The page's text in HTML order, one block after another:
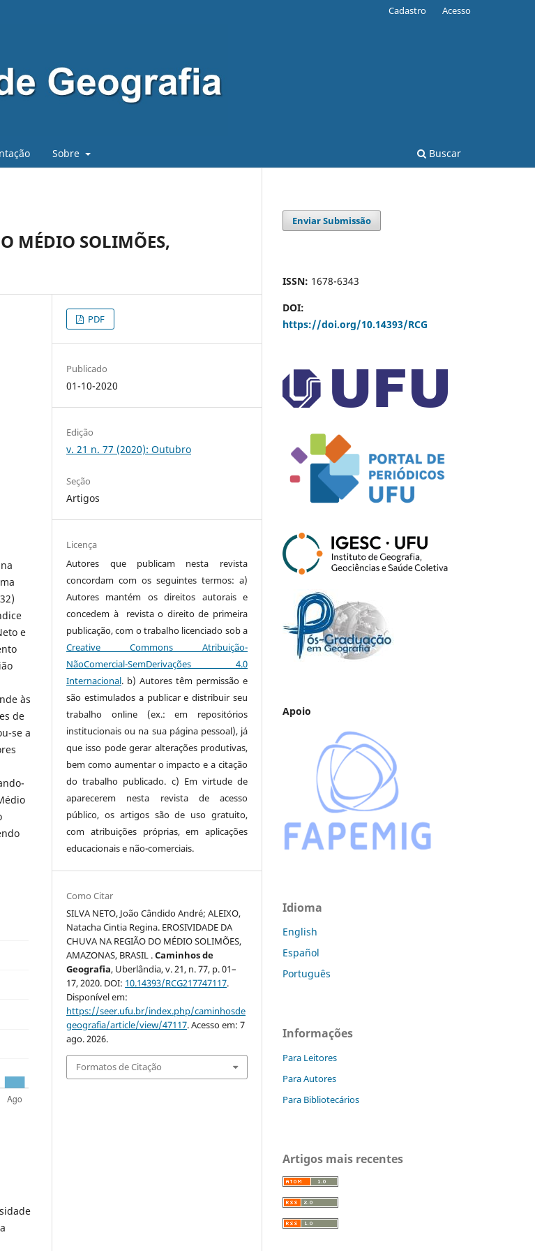
Sobre Buscar
Cadastro Acesso
MÉDIO SOLIMÕES,
e
às
de
se a
PDF
Publicado
01-10-2020
Edição
v. 21 n. 77 (2020): Outubro
Seção
Artigos
Licença
Autores que publicam nesta revista
concordam com os seguintes termos: a)
Autores mantém os direitos autorais e
concedem à revista o direito de primeira
publicação, com o trabalho licenciado sob a
Creative Commons Atribuição-
NãoComercial-SemDerivações 4.0
Internacional. b) Autores têm permissão e
são estimulados a publicar e distribuir seu
trabalho online (ex.: em repositórios
institucionais ou na sua página pessoal), já
que isso pode gerar alterações produtivas,
bem como aumentar o impacto e a citação
do trabalho publicado. c) Em virtude de
aparecerem nesta revista de acesso
público, os artigos são de uso gratuito,
com atribuições próprias, em aplicações
educacionais e não-comerciais.
Como Citar
SILVA NETO, João Cândido André; ALEIXO,
Natacha Cintia Regina. EROSIVIDADE DA
CHUVA NA REGIÃO DO MÉDIO SOLIMÕES,
AMAZONAS, BRASIL .Caminhos de
Geografia, Uberlândia, v. 21, n. 77, p. 01–
17, 2020. DOI: 10.14393/RCG217747117.
Disponível em:
https://seer.ufu.br/index.php/caminhosde
geografia/article/view/47117. Acesso em: 7
ago. 2026.
Formatos de Citação
Enviar Submissão
ISSN: 1678-6343
DOI:
https://doi.org/10.14393/RCG
Apoio
Idioma
English
Español
Português
Informações
Para Leitores
Para Autores
Para Bibliotecários
Artigos mais recentes